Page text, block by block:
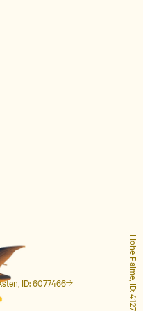
ID: 6077466 Hohe Palme, ID: 4127223